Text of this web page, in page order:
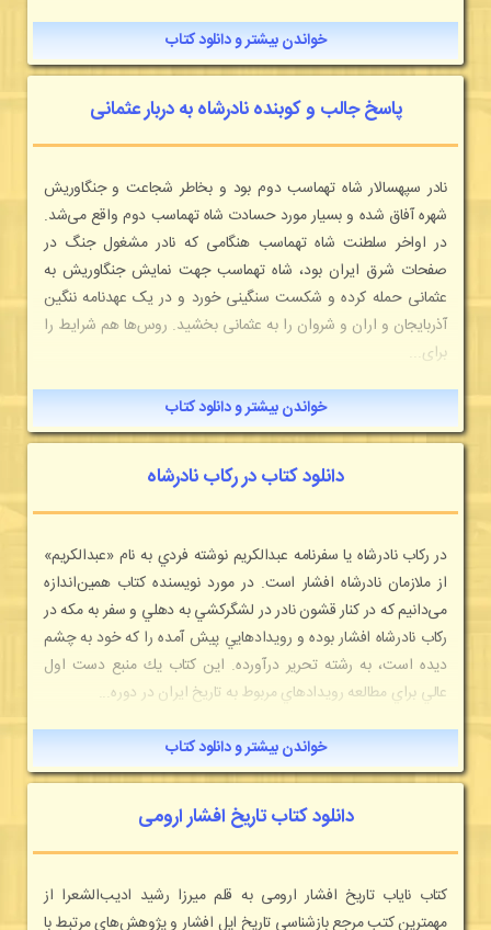
خواندن بیشتر و دانلود کتاب
پاسخ جالب و کوبنده نادرشاه به دربار عثمانی
نادر سپهسالار شاه تهماسب دوم بود و بخاطر شجاعت و جنگاوریش
شهره آفاق شده و بسیار مورد حسادت شاه تهماسب دوم واقع می‌شد.
در اواخر سلطنت شاه تهماسب هنگامی که نادر مشغول جنگ در
صفحات شرق ایران بود، شاه تهماسب جهت نمایش جنگاوریش به
عثمانی حمله کرده و شکست سنگینی خورد و در یک عهدنامه ننگین
آذربایجان و اران و شروان را به عثمانی بخشید. روس‌ها هم شرایط را
برای...
خواندن بیشتر و دانلود کتاب
دانلود کتاب در رکاب نادرشاه
در ركاب نادرشاه يا سفرنامه عبدالكريم نوشته فردي به نام «عبدالكريم»
از ملازمان نادرشاه افشار است. در مورد نويسنده كتاب همين‌اندازه
می‌دانيم كه در كنار قشون نادر در لشگركشي به دهلي و سفر به مكه در
ركاب نادرشاه افشار بوده و رويدادهايي پيش آمده را كه خود به چشم
ديده است، به رشته تحرير درآورده. اين كتاب يك منبع دست اول
عالي براي مطالعه رويدادهاي مربوط به تاریخ ایران در دوره...
خواندن بیشتر و دانلود کتاب
دانلود کتاب تاریخ افشار ارومی
كتاب نایاب تاريخ افشار ارومی به قلم ميرزا رشيد اديب‌الشعرا از
مهمترين كتب مرجع بازشناسي تاريخ ايل افشار و پژوهش‌هاي مرتبط با